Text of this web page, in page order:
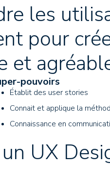
les
pour
et
pouvoirs
Établit des user stories
Connait et applique la
Connaissance en
UX